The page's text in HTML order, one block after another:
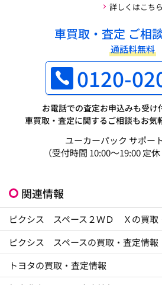
詳しくはこちら
車買取・査定 ご相
通話料無料
0120-
お電話での査定お申込みも受け
車買取・査定に関するご相談もお気
ユーカーパック サポー
（受付時間 10:00～19:00 定
関連情報
ピクシス スペース２ＷＤ Ｘの買取
ピクシス スペースの買取・査定情報
トヨタの買取・査定情報